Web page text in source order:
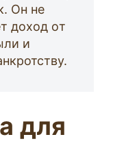
Он не
доход от
и
для